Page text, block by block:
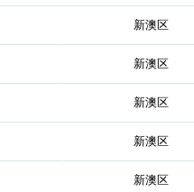
新澳区
新澳区
新澳区
新澳区
新澳区